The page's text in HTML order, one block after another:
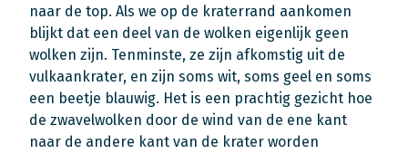
naar de top. Als we op de kraterrand aankomen
blijkt dat een deel van de wolken eigenlijk geen
wolken zijn. Tenminste, ze zijn afkomstig uit de
vulkaankrater, en zijn soms wit, soms geel en soms
een beetje blauwig. Het is een prachtig gezicht hoe
de zwavelwolken door de wind van de ene kant
naar de andere kant van de krater worden